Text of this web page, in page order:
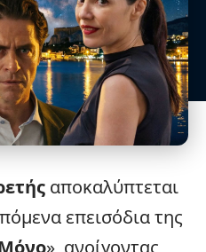
αποκαλύπτεται
επεισόδια της
», ανοίγοντας